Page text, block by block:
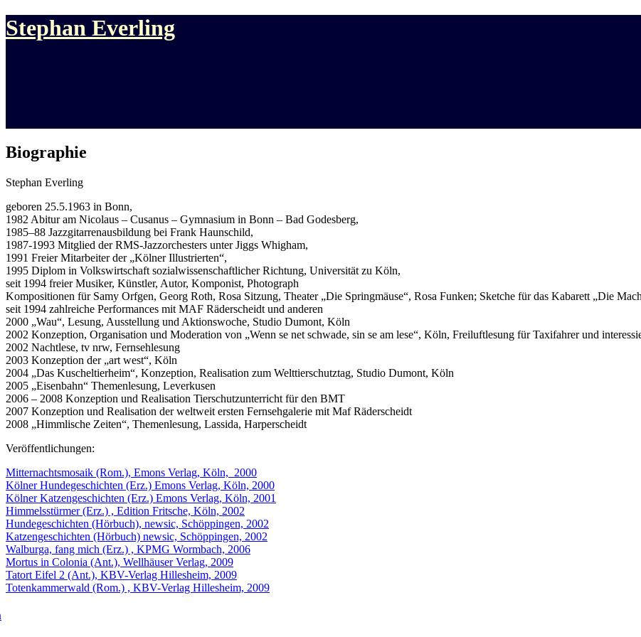
Stephan Everling
Biographie
Stephan Everling
geboren 25.5.1963 in Bonn,
1982 Abitur am Nicolaus – Cusanus – Gymnasium in Bonn – Bad Godesberg,
1985–88 Jazzgitarrenausbildung bei Frank Haunschild,
1987-1993 Mitglied der RMS-Jazzorchesters unter Jiggs Whigham,
1991 Freier Mitarbeiter der „Kölner Illustrierten“,
1995 Diplom in Volkswirtschaft sozialwissenschaftlicher Richtung, Universität zu Köln,
seit 1994 freier Musiker, Künstler, Autor, Komponist, Photograph
Kompositionen für Samy Orfgen, Georg Roth, Rosa Sitzung, Theater „Die Springmäuse“, Rosa Funken; Sketche für das Kabarett „Die
seit 1994 zahlreiche Performances mit MAF Räderscheidt und anderen
2000 „Wau“, Lesung, Ausstellung und Aktionswoche, Studio Dumont, Köln
2002 Konzeption, Organisation und Moderation von „Wenn se net schwade, sin se am lese“, Köln, Freiluftlesung für Taxifahrer und
2002 Nachtlese, tv nrw, Fernsehlesung
2003 Konzeption der „art west“, Köln
2004 „Das Kuscheltierheim“, Konzeption, Realisation zum Welttierschutztag, Studio Dumont, Köln
2005 „Eisenbahn“ Themenlesung, Leverkusen
2006 – 2008 Konzeption und Realisation Tierschutzunterricht für den BMT
2007 Konzeption und Realisation der weltweit ersten Fernsehgalerie mit Maf Räderscheidt
2008 „Himmlische Zeiten“, Themenlesung, Lassida, Harperscheidt
Veröffentlichungen:
Mitternachtsmosaik (Rom.), Emons Verlag, Köln, 2000
Kölner Hundegeschichten (Erz.) Emons Verlag, Köln, 2000
Kölner Katzengeschichten (Erz.) Emons Verlag, Köln, 2001
Himmelsstürmer (Erz.) , Edition Fritsche, Köln, 2002
Hundegeschichten (Hörbuch), newsic, Schöppingen, 2002
Katzengeschichten (Hörbuch) newsic, Schöppingen, 2002
Walburga, fang mich (Erz.) , KPMG Wormbach, 2006
Mortus in Colonia (Ant.), Wellhäuser Verlag, 2009
Tatort Eifel 2 (Ant.), KBV-Verlag Hillesheim, 2009
Totenkammerwald (Rom.) , KBV-Verlag Hillesheim, 2009